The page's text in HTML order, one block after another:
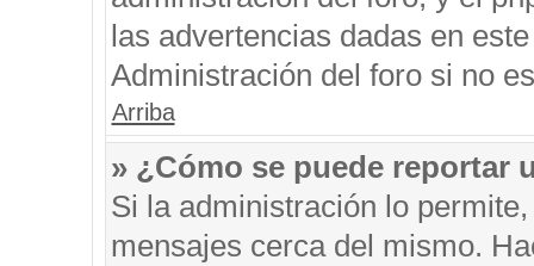
las advertencias dadas en
Administración del foro si no
Arriba
» ¿Cómo se puede reportar
Si la administración lo
mensajes cerca del mismo.